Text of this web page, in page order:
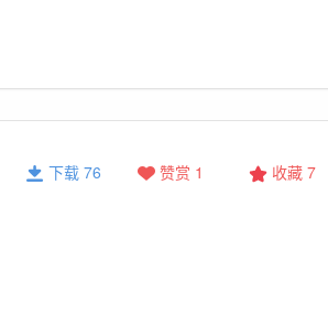
收藏 7
赞赏 1
下载 76